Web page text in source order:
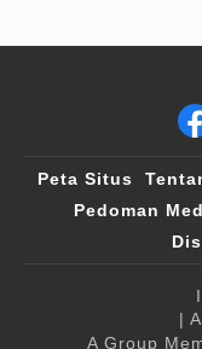
Peta Situs
Pedoman
|
A Group